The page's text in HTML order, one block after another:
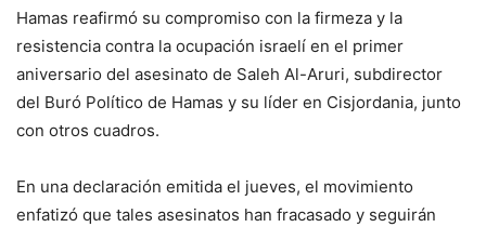
Hamas reafirmó su compromiso con la firmeza y la
resistencia contra la ocupación israelí en el primer
aniversario del asesinato de Saleh Al-Aruri, subdirector
del Buró Político de Hamas y su líder en Cisjordania, junto
con otros cuadros.
En una declaración emitida el jueves, el movimiento
enfatizó que tales asesinatos han fracasado y seguirán